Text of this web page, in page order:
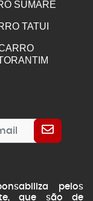
SUMARE
TATUI
pelos
que são de